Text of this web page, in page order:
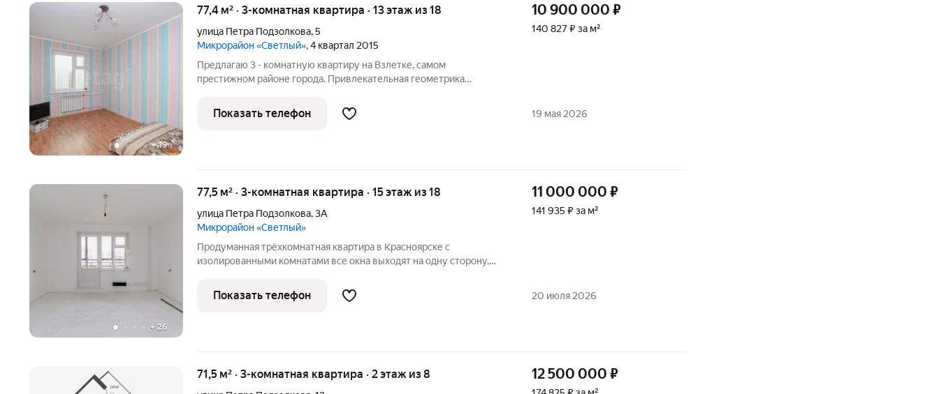
+19
77,4 м² · 3-комнатная квартира · 13 этаж из 18
улица Петра Подзолкова,5
Микрорайон «Светлый», 4 квартал 2015
Предлагаю 3 - комнатную квартиру на Взлетке, самом
престижном районе города. Привлекательная геометрика
санузел. Очень большим плюсом является то, что есть место под
гардеробные и под шкафы.
10 900 000 ₽
140 827 ₽ за м²
Показать телефон 19 мая 2026
+ 26
77,5 м² · 3-комнатная квартира · 15 этаж из 18
улица Петра Подзолкова,3А
Микрорайон «Светлый»
Продуманная трёхкомнатная квартира в Красноярске с
изолированными комнатами все окна выходят на одну сторону,
позволяет организовать гардеробную, а современная
объединённая кухня-гостиная
11 000 000 ₽
141 935 ₽ за м²
Показать телефон 20 июля 2026
71,5 м² · 3-комнатная квартира · 2 этаж из 8 12 500 000 ₽